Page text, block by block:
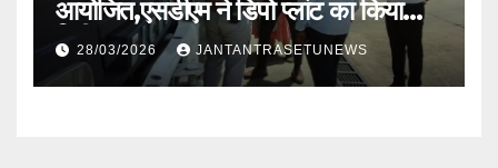
आयोजित,एसडीएम ने डिपो प्लांट का किया
निरीक्षण
28/03/2026 JANTANTRASETUNEWS